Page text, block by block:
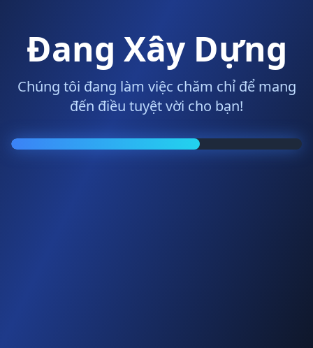
Đang Xây Dựng
Chúng tôi đang làm việc chăm chỉ để mang
đến điều tuyệt vời cho bạn!